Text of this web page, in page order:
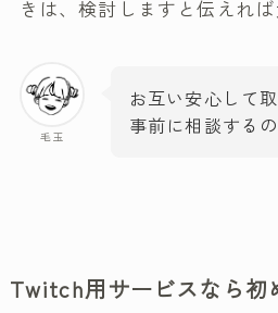
きは、検討しますと伝えれば
毛玉
お互い安心して
事前に相談する
Twitch用サービスなら初